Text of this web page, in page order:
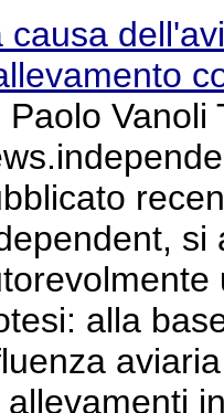
causa
Paolo Vanoli
si
alla
allevamenti